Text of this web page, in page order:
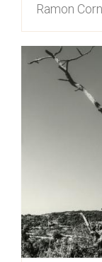
Ramon